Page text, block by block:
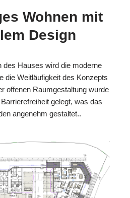
Wohnen mit
Design
des Hauses wird die moderne
die Weitläufigkeit des Konzepts
offenen Raumgestaltung wurde
gelegt, was das
angenehm gestaltet..